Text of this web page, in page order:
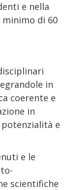
e nella
di 60
in
coerente e
in
e
e le
scientifiche